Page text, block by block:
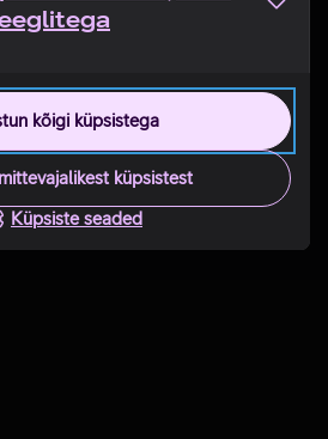
kõigi küpsistega
küpsistest
Küpsiste seaded